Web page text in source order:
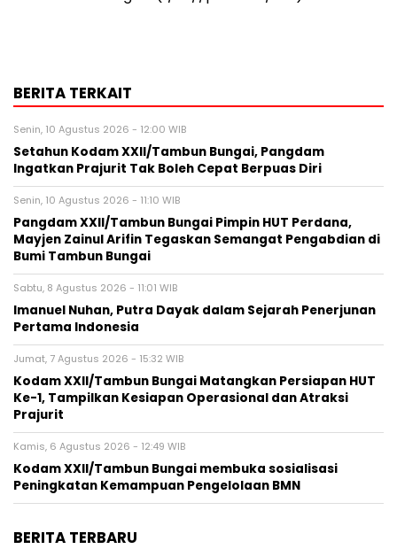
BERITA TERKAIT
Senin, 10 Agustus 2026 - 12:00 WIB
Setahun Kodam XXII/Tambun Bungai, Pangdam
Ingatkan Prajurit Tak Boleh Cepat Berpuas Diri
Senin, 10 Agustus 2026 - 11:10 WIB
Pangdam XXII/Tambun Bungai Pimpin HUT Perdana,
Mayjen Zainul Arifin Tegaskan Semangat Pengabdian di
Bumi Tambun Bungai
Sabtu, 8 Agustus 2026 - 11:01 WIB
Imanuel Nuhan, Putra Dayak dalam Sejarah Penerjunan
Pertama Indonesia
Jumat, 7 Agustus 2026 - 15:32 WIB
Kodam XXII/Tambun Bungai Matangkan Persiapan HUT
Ke-1, Tampilkan Kesiapan Operasional dan Atraksi
Prajurit
Kamis, 6 Agustus 2026 - 12:49 WIB
Kodam XXII/Tambun Bungai membuka sosialisasi
Peningkatan Kemampuan Pengelolaan BMN
BERITA TERBARU